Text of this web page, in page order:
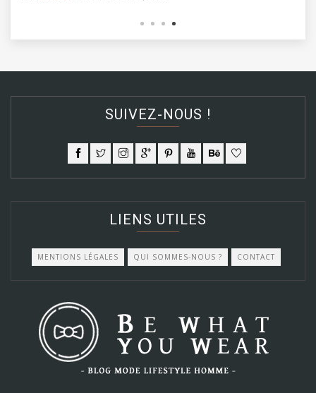
SUIVEZ-NOUS !
LIENS UTILES
MENTIONS LÉGALES QUI SOMMES-NOUS ? CONTACT